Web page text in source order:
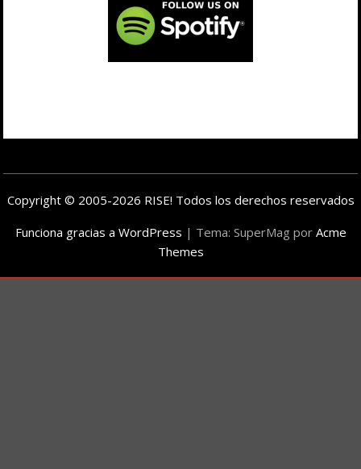
Copyright © 2005-2026 RISE! Todos los derechos reservados
Funciona gracias a WordPress | Tema: SuperMag por Acme
Themes